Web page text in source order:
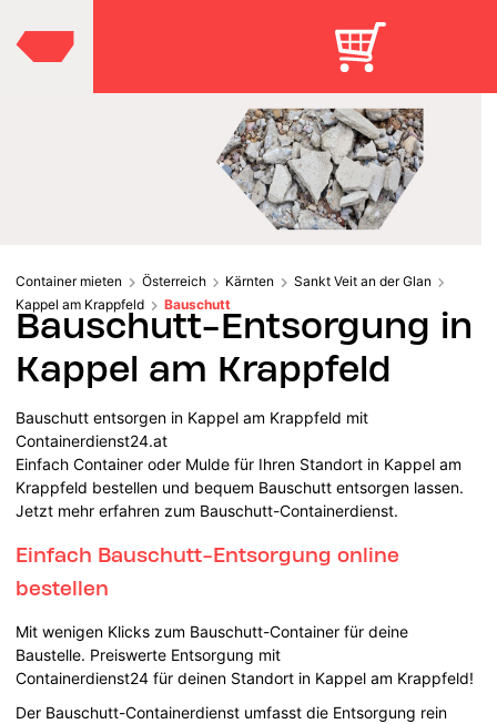
Container mieten Österreich Kärnten
Sankt Veit an der Glan
Kappel am Krappfeld
Bauschutt
Bauschutt-Entsorgung in
Kappel am Krappfeld
Bauschutt entsorgen in Kappel am Krappfeld mit
Containerdienst24.at
Einfach Container oder Mulde für Ihren Standort in Kappel am
Krappfeld bestellen und bequem Bauschutt entsorgen lassen.
Jetzt mehr erfahren zum Bauschutt-Containerdienst.
Einfach Bauschutt-Entsorgung online
bestellen
Mit wenigen Klicks zum Bauschutt-Container für deine
Baustelle. Preiswerte Entsorgung mit
Containerdienst24 für deinen Standort in Kappel am Krappfeld!
Der Bauschutt-Containerdienst umfasst die Entsorgung rein